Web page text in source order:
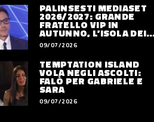
PALINSESTI MEDIASET
2026/2027: GRANDE
FRATELLO VIP IN
AUTUNNO, L’ISOLA DEI
FAMOSI SLITTA AL 2027
09/07/2026
TEMPTATION ISLAND
VOLA NEGLI ASCOLTI:
FALÒ PER GABRIELE E
SARA
09/07/2026